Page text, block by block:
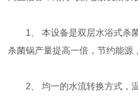
1、 本设备是双层水浴式杀
杀菌锅产量提高一倍，节约能源
2、 均一的水流转换方式，